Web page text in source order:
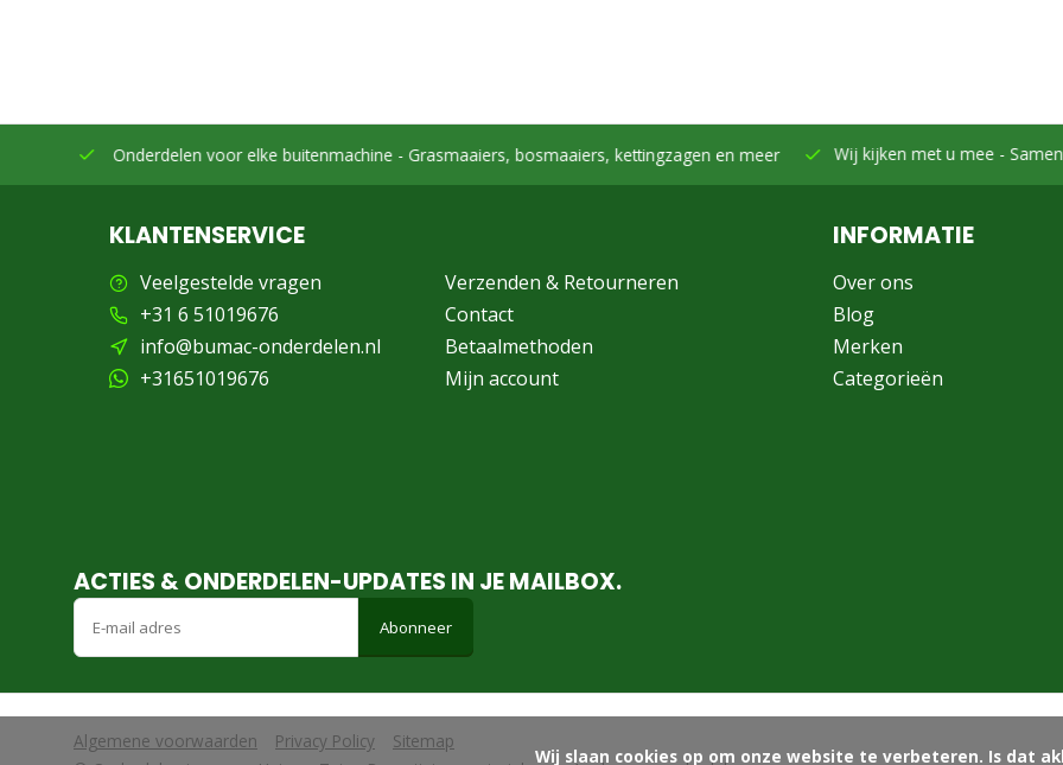
Onderdelen voor elke buitenmachine - Grasmaaiers, bosmaaiers, kettingzagen en meer Wij kijken met u mee -
KLANTENSERVICE
Veelgestelde vragen
+31 6 51019676
info@bumac-onderdelen.nl
+31651019676
Verzenden & Retourneren
Contact
Betaalmethoden
Mijn account
INFORMATIE
Over ons
Blog
Merken
Categorieën
ACTIES & ONDERDELEN-UPDATES IN JE MAILBOX.
Abonneer
Algemene voorwaarden Privacy Policy
Sitemap